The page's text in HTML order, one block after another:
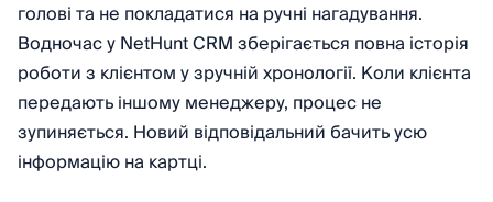
голові та не покладатися на ручні нагадування.
Водночас у NetHunt CRM зберігається повна історія
роботи з клієнтом у зручній хронології. Коли клієнта
передають іншому менеджеру, процес не
зупиняється. Новий відповідальний бачить усю
інформацію на картці.